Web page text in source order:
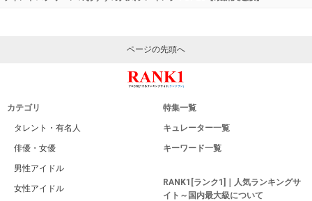
ページの先頭へ
カテゴリ
タレント・有名人
俳優・女優
男性アイドル
女性アイドル
特集一覧
キュレーター一覧
キーワード一覧
RANK1[ランク1]｜人気ランキングサ
イト～国内最大級について